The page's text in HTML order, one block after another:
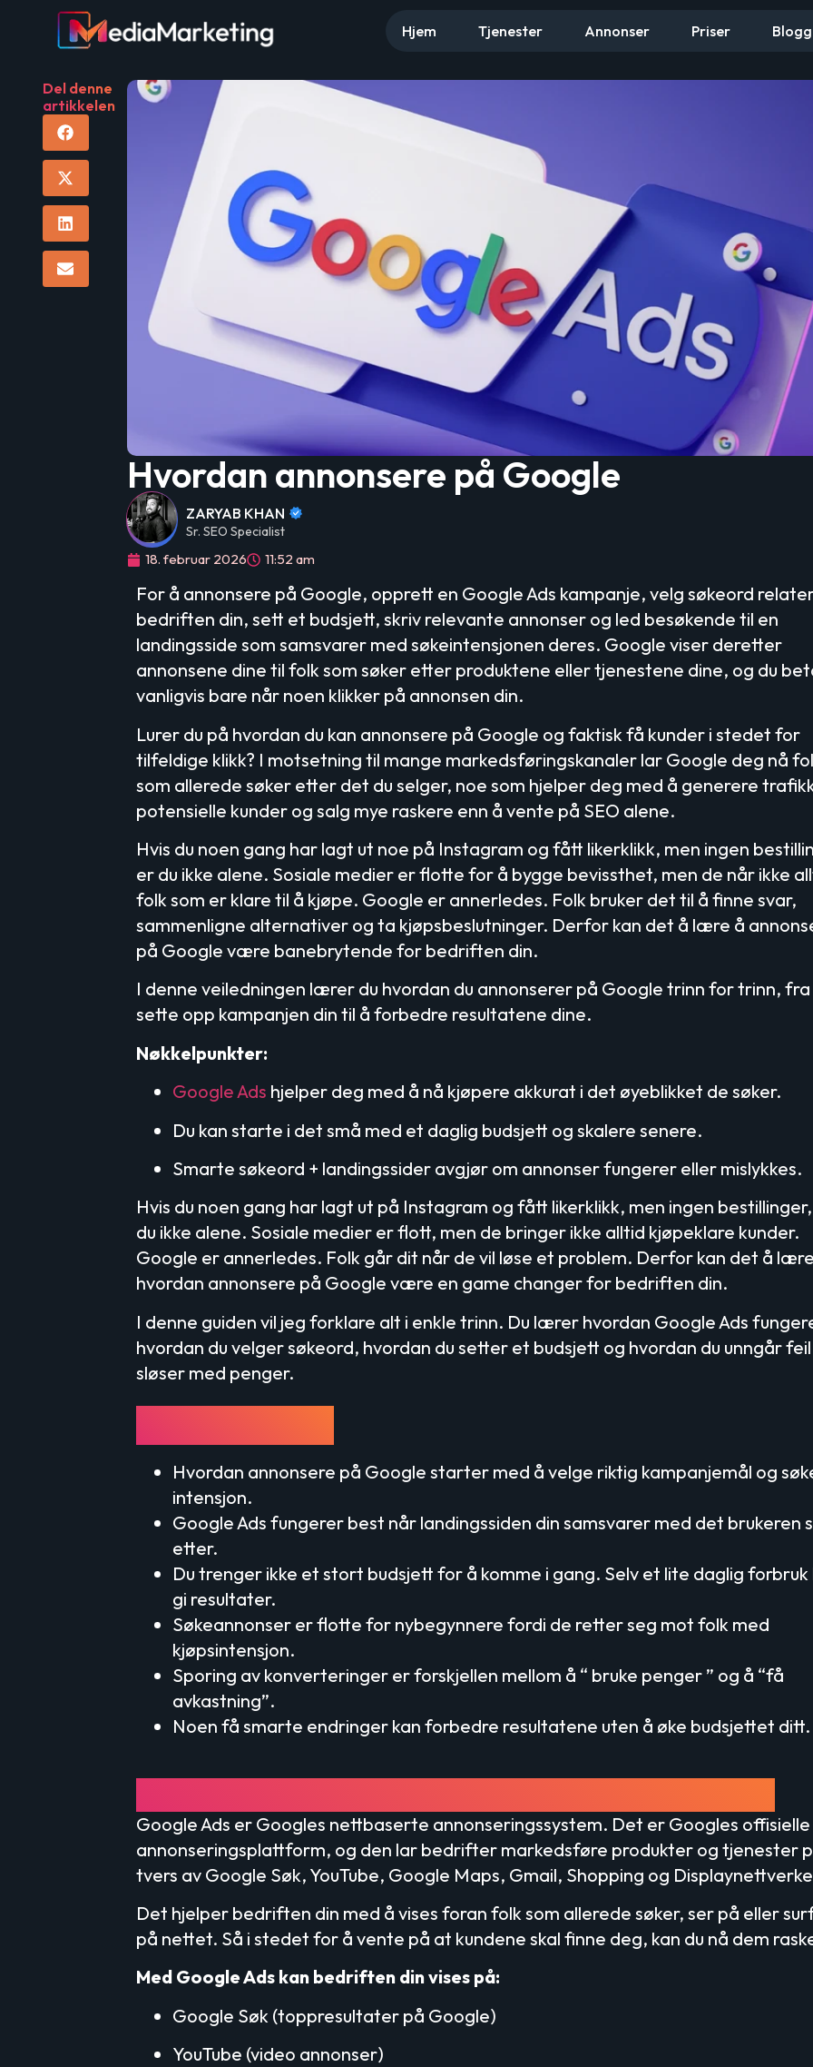
Hjem Tjenester Annonser Priser Blogg
Del denne
artikkelen
Hvordan annonsere på Google
ZARYAB KHAN
Sr. SEO Specialist
18. februar 2026 11:52 am
For å annonsere på Google, opprett en Google Ads kampanje, velg søkeord
bedriften din, sett et budsjett, skriv relevante annonser og led besøkende til en
landingsside som samsvarer med søkeintensjonen deres. Google viser deretter
annonsene dine til folk som søker etter produktene eller tjenestene dine, og du
vanligvis bare når noen klikker på annonsen din.
Lurer du på hvordan du kan annonsere på Google og faktisk få kunder i stedet for
tilfeldige klikk? I motsetning til mange markedsføringskanaler lar Google deg nå
som allerede søker etter det du selger, noe som hjelper deg med å generere
potensielle kunder og salg mye raskere enn å vente på SEO alene.
Hvis du noen gang har lagt ut noe på Instagram og fått likerklikk, men ingen
er du ikke alene. Sosiale medier er flotte for å bygge bevissthet, men de når ikke
folk som er klare til å kjøpe. Google er annerledes. Folk bruker det til å finne svar,
sammenligne alternativer og ta kjøpsbeslutninger. Derfor kan det å lære å
på Google være banebrytende for bedriften din.
I denne veiledningen lærer du hvordan du annonserer på Google trinn for trinn, fra
sette opp kampanjen din til å forbedre resultatene dine.
Nøkkelpunkter:
Google Ads hjelper deg med å nå kjøpere akkurat i det øyeblikket de søker.
Du kan starte i det små med et daglig budsjett og skalere senere.
Smarte søkeord + landingssider avgjør om annonser fungerer eller mislykkes.
Hvis du noen gang har lagt ut på Instagram og fått likerklikk, men ingen
du ikke alene. Sosiale medier er flott, men de bringer ikke alltid kjøpeklare kunder.
Google er annerledes. Folk går dit når de vil løse et problem. Derfor kan det å lære
hvordan annonsere på Google være en game changer for bedriften din.
I denne guiden vil jeg forklare alt i enkle trinn. Du lærer hvordan Google Ads
hvordan du velger søkeord, hvordan du setter et budsjett og hvordan du unngår
sløser med penger.
Hvordan annonsere på Google starter med å velge riktig kampanjemål og
intensjon.
Google Ads fungerer best når landingssiden din samsvarer med det brukeren
etter.
Du trenger ikke et stort budsjett for å komme i gang. Selv et lite daglig forbruk
gi resultater.
Søkeannonser er flotte for nybegynnere fordi de retter seg mot folk med
kjøpsintensjon.
Sporing av konverteringer er forskjellen mellom å “ bruke penger ” og å “få
avkastning”.
Noen få smarte endringer kan forbedre resultatene uten å øke budsjettet ditt.
Google Ads er Googles nettbaserte annonseringssystem. Det er Googles offisielle
annonseringsplattform, og den lar bedrifter markedsføre produkter og tjenester
tvers av Google Søk, YouTube, Google Maps, Gmail, Shopping og
Det hjelper bedriften din med å vises foran folk som allerede søker, ser på eller
på nettet. Så i stedet for å vente på at kundene skal finne deg, kan du nå dem
Med Google Ads kan bedriften din vises på:
Google Søk (toppresultater på Google)
YouTube (video annonser)